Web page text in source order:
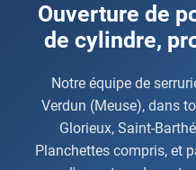
Ouverture de
de cylindre,
Notre équipe de
Verdun (Meuse), dans
Glorieux, Saint-
Planchettes compris, et